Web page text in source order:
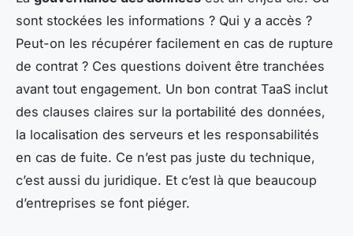
sont stockées les informations ? Qui y a accès ?
Peut-on les récupérer facilement en cas de rupture
de contrat ? Ces questions doivent être tranchées
avant tout engagement. Un bon contrat TaaS inclut
des clauses claires sur la portabilité des données,
la localisation des serveurs et les responsabilités
en cas de fuite. Ce n’est pas juste du technique,
c’est aussi du juridique. Et c’est là que beaucoup
d’entreprises se font piéger.